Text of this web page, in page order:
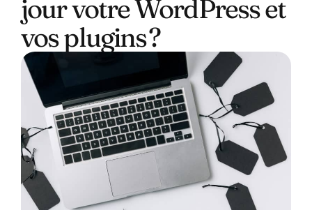
jour votre WordPress et
vos plugins ?